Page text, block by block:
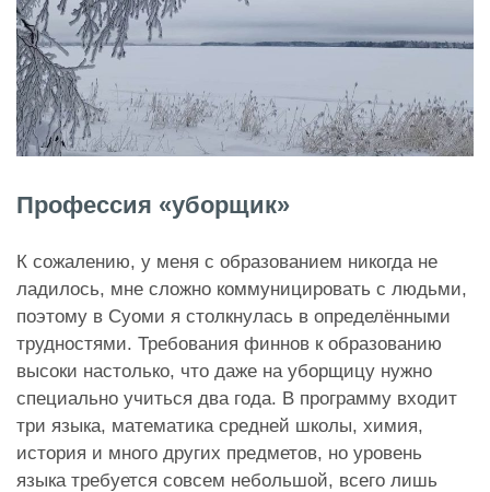
Профессия «уборщик»
К сожалению, у меня с образованием никогда не
ладилось, мне сложно коммуницировать с людьми,
поэтому в Суоми я столкнулась в определёнными
трудностями. Требования финнов к образованию
высоки настолько, что даже на уборщицу нужно
специально учиться два года. В программу входит
три языка, математика средней школы, химия,
история и много других предметов, но уровень
языка требуется совсем небольшой, всего лишь